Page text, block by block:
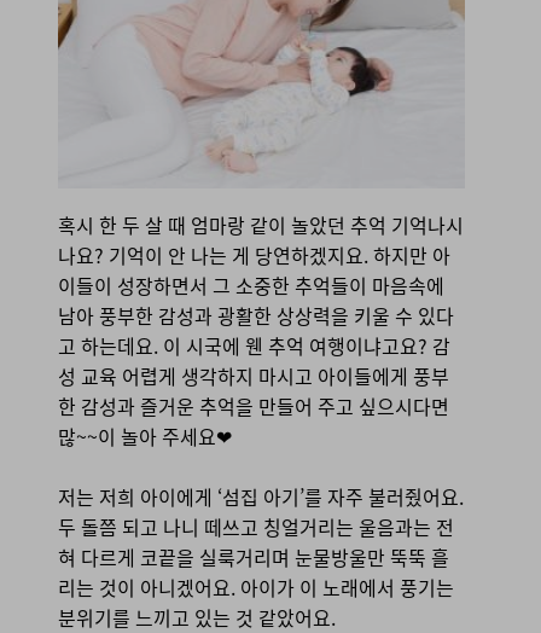
혹시 한 두 살 때 엄마랑 같이 놀았던 추억 기억나시
나요? 기억이 안 나는 게 당연하겠지요. 하지만 아
이들이 성장하면서 그 소중한 추억들이 마음속에
남아 풍부한 감성과 광활한 상상력을 키울 수 있다
고 하는데요. 이 시국에 웬 추억 여행이냐고요? 감
성 교육 어렵게 생각하지 마시고 아이들에게 풍부
한 감성과 즐거운 추억을 만들어 주고 싶으시다면
많~~이 놀아 주세요❤
저는 저희 아이에게 ‘섬집 아기’를 자주 불러줬어요.
두 돌쯤 되고 나니 떼쓰고 칭얼거리는 울음과는 전
혀 다르게 코끝을 실룩거리며 눈물방울만 뚝뚝 흘
리는 것이 아니겠어요. 아이가 이 노래에서 풍기는
분위기를 느끼고 있는 것 같았어요.